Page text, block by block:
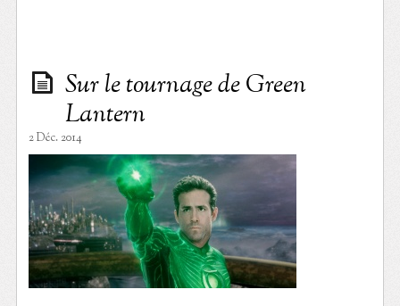
Sur le tournage de Green
Lantern
2 Déc. 2014